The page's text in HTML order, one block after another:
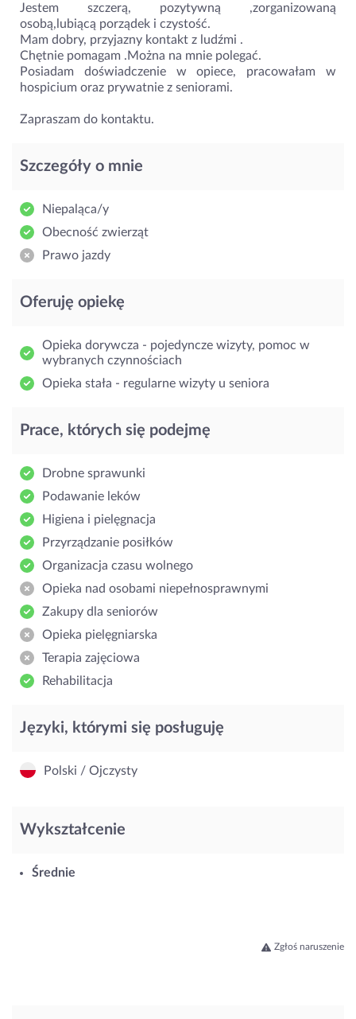
Jestem szczerą, pozytywną ,zorganizowaną
osobą,lubiącą porządek i czystość.
Mam dobry, przyjazny kontakt z ludźmi .
Chętnie pomagam .Można na mnie polegać.
Posiadam doświadczenie w opiece, pracowałam w
hospicium oraz prywatnie z seniorami.
Zapraszam do kontaktu.
Szczegóły o mnie
Niepaląca/y
Obecność zwierząt
Prawo jazdy
Oferuję opiekę
Opieka dorywcza - pojedyncze wizyty, pomoc w
wybranych czynnościach
Opieka stała - regularne wizyty u seniora
Prace, których się podejmę
Drobne sprawunki
Podawanie leków
Higiena i pielęgnacja
Przyrządzanie posiłków
Organizacja czasu wolnego
Opieka nad osobami niepełnosprawnymi
Zakupy dla seniorów
Opieka pielęgniarska
Terapia zajęciowa
Rehabilitacja
Języki, którymi się posługuję
Polski / Ojczysty
Wykształcenie
Średnie
Zgłoś naruszenie